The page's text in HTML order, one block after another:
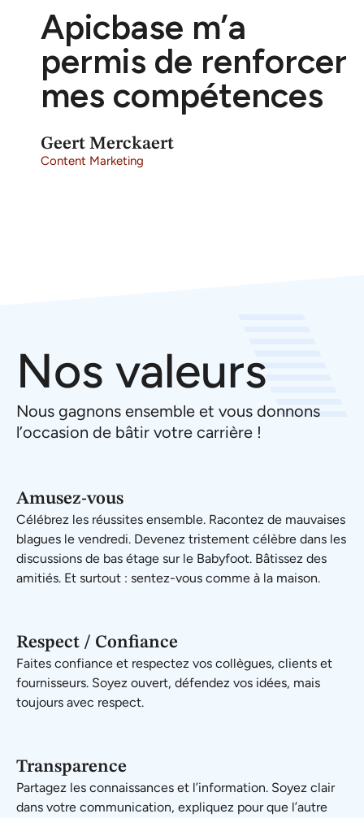
Apicbase m’a
permis de renforcer
mes compétences
Geert Merckaert
Content Marketing
Nos valeurs
Nous gagnons ensemble et vous donnons
l’occasion de bâtir votre carrière !
Amusez-vous
Célébrez les réussites ensemble. Racontez de mauvaises
blagues le vendredi. Devenez tristement célèbre dans les
discussions de bas étage sur le Babyfoot. Bâtissez des
amitiés. Et surtout : sentez-vous comme à la maison.
Respect / Confiance
Faites confiance et respectez vos collègues, clients et
fournisseurs. Soyez ouvert, défendez vos idées, mais
toujours avec respect.
Transparence
Partagez les connaissances et l’information. Soyez clair
dans votre communication, expliquez pour que l’autre